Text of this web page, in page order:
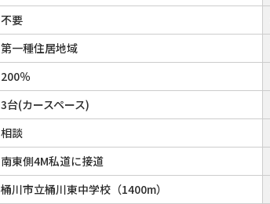
不要
第一種住居地域
200％
3台(カースペース)
相談
南東側4M私道に接道
桶川市立桶川東中学校（1400m）